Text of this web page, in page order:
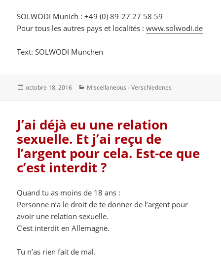
SOLWODI Munich : +49 (0) 89-27 27 58 59
Pour tous les autres pays et localités :www.solwodi.de
Text: SOLWODI München
Publié
octobre 18, 2016 Catégories
Miscellaneous - Verschiedenes
J’ai déjà eu une relation
sexuelle. Et j’ai reçu de
l’argent pour cela. Est-ce que
c’est interdit ?
Quand tu as moins de 18 ans :
Personne n’a le droit de te donner de l’argent pour
avoir une relation sexuelle.
C’est interdit en Allemagne.
Tu n’as rien fait de mal.